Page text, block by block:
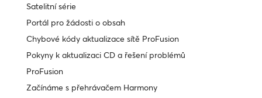
Satelitní série
Portál pro žádosti o obsah
Chybové kódy aktualizace sítě ProFusion
Pokyny k aktualizaci CD a řešení problémů
ProFusion
Začínáme s přehrávačem Harmony